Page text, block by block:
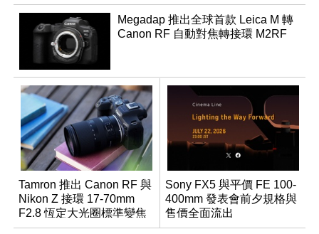
Megadap 推出全球首款 Leica M 轉
Canon RF 自動對焦轉接環 M2RF
Tamron 推出 Canon RF 與
Nikon Z 接環 17-70mm
F2.8 恆定大光圈標準變焦
鏡
Sony FX5 與平價 FE 100-
400mm 發表會前夕規格與
售價全面流出